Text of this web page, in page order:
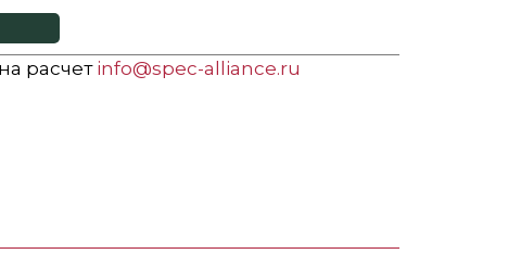
расчетinfo@spec-alliance.ru